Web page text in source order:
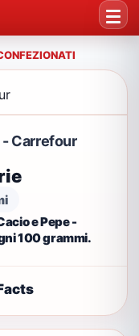
- Carrefour
e Pepe -
100 grammi.